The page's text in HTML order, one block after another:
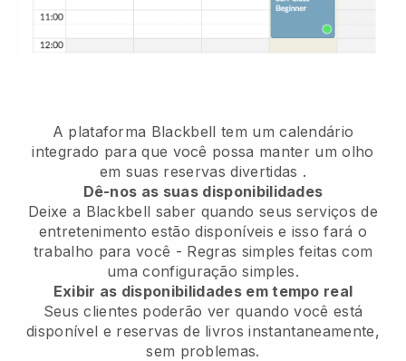
A plataforma Blackbell tem umcalendário
integrado para que você possa manter um olho
em suas reservas divertidas .
Dê-nos as suas disponibilidades
Deixe a Blackbell saber quando seus serviços de
entretenimento estão disponíveis e isso fará o
trabalho para você - Regras simples feitas com
uma configuração simples.
Exibir as disponibilidades em tempo real
Seus clientes poderão ver quando você está
disponível e reservas de livros instantaneamente,
sem problemas.